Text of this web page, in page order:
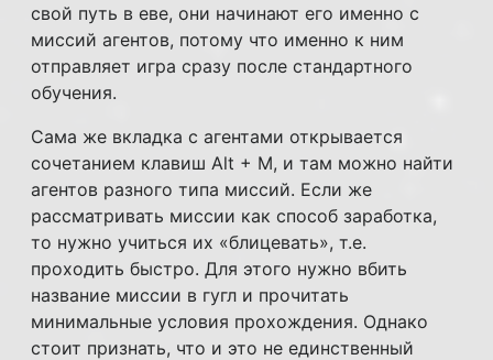
свой путь в еве, они начинают его именно с
миссий агентов, потому что именно к ним
отправляет игра сразу после стандартного
обучения.
Сама же вкладка с агентами открывается
сочетанием клавиш Alt + M, и там можно найти
агентов разного типа миссий. Если же
рассматривать миссии как способ заработка,
то нужно учиться их «блицевать», т.е.
проходить быстро. Для этого нужно вбить
название миссии в гугл и прочитать
минимальные условия прохождения. Однако
стоит признать, что и это не единственный